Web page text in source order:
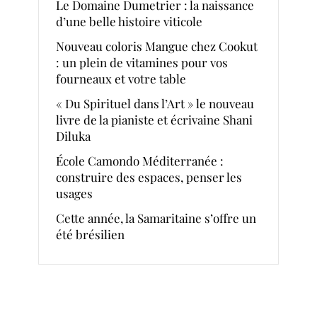
Le Domaine Dumetrier : la naissance
d’une belle histoire viticole
Nouveau coloris Mangue chez Cookut
: un plein de vitamines pour vos
fourneaux et votre table
« Du Spirituel dans l’Art » le nouveau
livre de la pianiste et écrivaine Shani
Diluka
École Camondo Méditerranée :
construire des espaces, penser les
usages
Cette année, la Samaritaine s’offre un
été brésilien